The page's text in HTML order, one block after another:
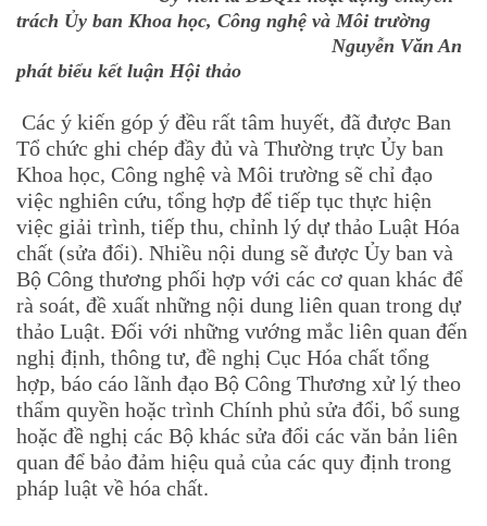
trách Ủy ban Khoa học, Công nghệ và Môi trường
Nguyễn Văn An
phát biểu kết luận Hội thảo
Các ý kiến góp ý đều rất tâm huyết, đã được Ban
Tổ chức ghi chép đầy đủ và Thường trực Ủy ban
Khoa học, Công nghệ và Môi trường sẽ chỉ đạo
việc nghiên cứu, tổng hợp để tiếp tục thực hiện
việc giải trình, tiếp thu, chỉnh lý dự thảo Luật Hóa
chất (sửa đổi). Nhiều nội dung sẽ được Ủy ban và
Bộ Công thương phối hợp với các cơ quan khác để
rà soát, đề xuất những nội dung liên quan trong dự
thảo Luật. Đối với những vướng mắc liên quan đến
nghị định, thông tư, đề nghị Cục Hóa chất tổng
hợp, báo cáo lãnh đạo Bộ Công Thương xử lý theo
thẩm quyền hoặc trình Chính phủ sửa đổi, bổ sung
hoặc đề nghị các Bộ khác sửa đổi các văn bản liên
quan để bảo đảm hiệu quả của các quy định trong
pháp luật về hóa chất.